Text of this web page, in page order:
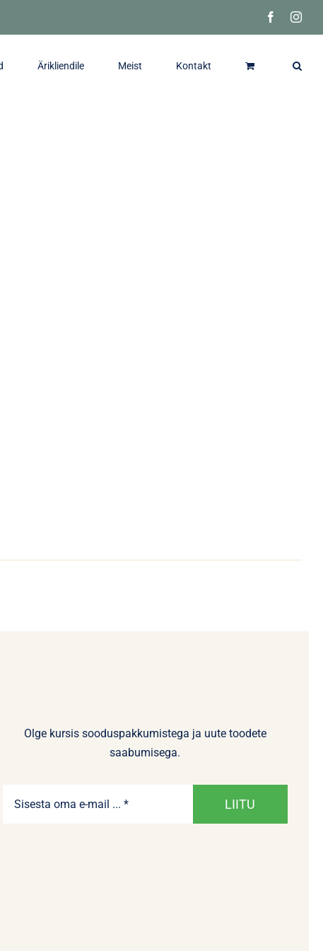
Facebook
Ärikliendile Meist Kontakt
Olge kursis sooduspakkumistega ja uute toodete
saabumisega.
LIITU